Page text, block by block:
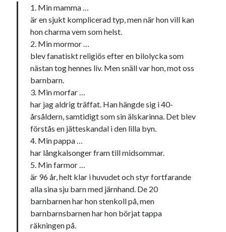
Kategorier
Kategorier
Etiketter
#blogg100
barnen basket bil corona
död England fest film
historia jobb
1. Min mamma …
är en sjukt komplicerad typ, men när hon vill kan
hon charma vem som helst.
2. Min mormor …
blev fanatiskt religiös efter en bilolycka som
nästan tog hennes liv. Men snäll var hon, mot oss
barnbarn.
3. Min morfar …
har jag aldrig träffat. Han hängde sig i 40-
årsåldern, samtidigt som sin älskarinna. Det blev
förstås en jätteskandal i den lilla byn.
4. Min pappa …
har långkalsonger fram till midsommar.
5. Min farmor …
är 96 år, helt klar i huvudet och styr fortfarande
alla sina sju barn med järnhand. De 20
barnbarnen har hon stenkoll på, men
barnbarnsbarnen har hon börjat tappa
räkningen på.